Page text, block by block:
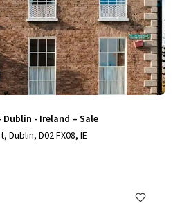
Dublin - Ireland – Sale
Dublin, D02 FX08, IE